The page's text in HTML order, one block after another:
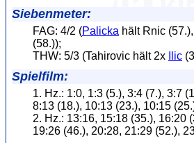
Siebenmeter:
FAG: 4/2 (Palicka hält Rnic
(58.));
THW: 5/3 (Tahirovic hält 2x
Ilic
Spielfilm:
1. Hz.: 1:0, 1:3 (5.), 3:4 (7.), 3:7
8:13 (18.), 10:13 (23.), 10:15
2. Hz.: 13:16, 15:18 (35.), 16:20
19:26 (46.), 20:28, 21:29 (52.),